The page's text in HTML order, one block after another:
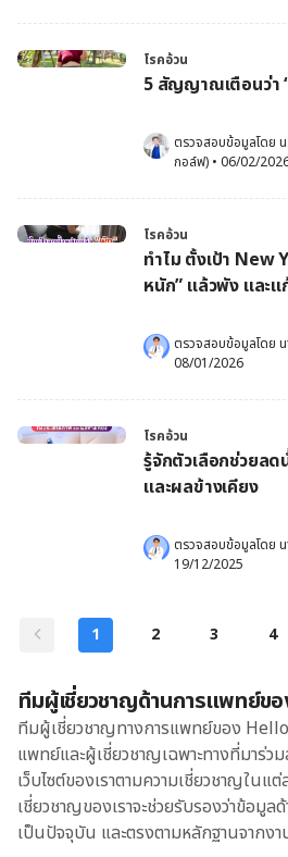
โรคอ้วน
5 สัญญาณเตือนว่า
ตรวจสอบข้อมูลโดย
กอล์ฟ) • 06/02/
โรคอ้วน
ทำไม ตั้งเป้า
หนัก” แล้วพัง และแ
ตรวจสอบข้อมูลโดย
08/01/2026
โรคอ้วน
รู้จักตัวเลือกช่วยล
และผลข้างเคียง
ตรวจสอบข้อมูลโดย
19/12/2025
1 2 3 4
ทีมผู้เชี่ยวชาญด้านการแพทย์ขอ
ทีมผู้เชี่ยวชาญทางการแพทย์ของ
แพทย์และผู้เชี่ยวชาญเฉพาะทางที่มาร่ว
เว็บไซต์ของเราตามความเชี่ยวชาญใน
เชี่ยวชาญของเราจะช่วยรับรองว่าข้อมู
เป็นปัจจุบัน และตรงตามหลักฐานจากงา